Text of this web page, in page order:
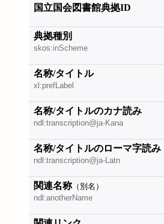
国立国会図書館典拠ID
典拠種別
skos:inScheme
名称/タイトル
xl:prefLabel
名称/タイトルのカナ読み
ndl:transcription@ja-Kana
名称/タイトルのローマ字読み
ndl:transcription@ja-Latn
関連名称（別名）
ndl:anotherName